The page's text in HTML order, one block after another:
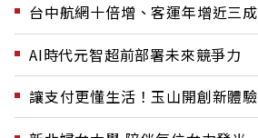
台中航網十倍增、客運年增近三成
AI時代元智超前部署未來競爭力
讓支付更懂生活！玉山開創新體驗